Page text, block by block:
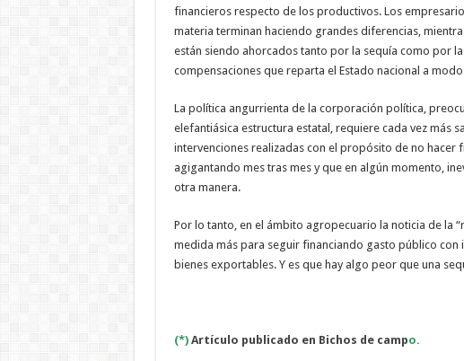
financieros respecto de los productivos. Los
materia terminan haciendo grandes diferencias,
están siendo ahorcados tanto por la sequía como por
compensaciones que reparta el Estado nacional a
La política angurrienta de la corporación política,
elefantiásica estructura estatal, requiere cada vez más
intervenciones realizadas con el propósito de no hacer
agigantando mes tras mes y que en algún momento,
otra manera.
Por lo tanto, en el ámbito agropecuario la noticia de la
medida más para seguir financiando gasto público
bienes exportables. Y es que hay algo peor que una
(*) Artículo publicado en Bichos de campo.